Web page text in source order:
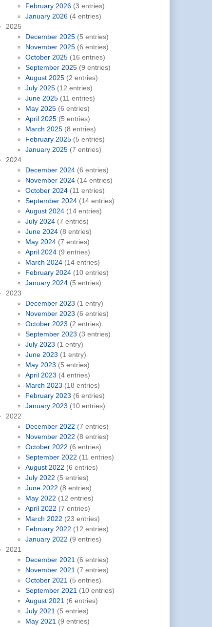
February 2026 (3 entries)
January 2026 (4 entries)
2025
December 2025 (5 entries)
November 2025 (6 entries)
October 2025 (16 entries)
September 2025 (9 entries)
August 2025 (2 entries)
July 2025 (12 entries)
June 2025 (11 entries)
May 2025 (6 entries)
April 2025 (5 entries)
March 2025 (8 entries)
February 2025 (5 entries)
January 2025 (7 entries)
2024
December 2024 (6 entries)
November 2024 (14 entries)
October 2024 (11 entries)
September 2024 (14 entries)
August 2024 (14 entries)
July 2024 (7 entries)
June 2024 (8 entries)
May 2024 (7 entries)
April 2024 (9 entries)
March 2024 (14 entries)
February 2024 (10 entries)
January 2024 (5 entries)
2023
December 2023 (1 entry)
November 2023 (6 entries)
October 2023 (2 entries)
September 2023 (3 entries)
July 2023 (1 entry)
June 2023 (1 entry)
May 2023 (5 entries)
April 2023 (4 entries)
March 2023 (18 entries)
February 2023 (6 entries)
January 2023 (10 entries)
2022
December 2022 (7 entries)
November 2022 (8 entries)
October 2022 (6 entries)
September 2022 (11 entries)
August 2022 (6 entries)
July 2022 (5 entries)
June 2022 (8 entries)
May 2022 (12 entries)
April 2022 (7 entries)
March 2022 (23 entries)
February 2022 (12 entries)
January 2022 (9 entries)
2021
December 2021 (6 entries)
November 2021 (7 entries)
October 2021 (5 entries)
September 2021 (10 entries)
August 2021 (6 entries)
July 2021 (5 entries)
May 2021 (9 entries)